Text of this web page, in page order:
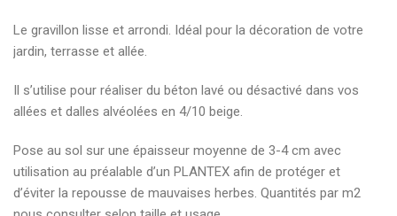
Le gravillon lisse et arrondi. Idéal pour la décoration de votre
jardin, terrasse et allée.
Il s’utilise pour réaliser du béton lavé ou désactivé dans vos
allées et dalles alvéolées en 4/10 beige.
Pose au sol sur une épaisseur moyenne de 3-4 cm avec
utilisation au préalable d’un PLANTEX afin de protéger et
d’éviter la repousse de mauvaises herbes. Quantités par m2